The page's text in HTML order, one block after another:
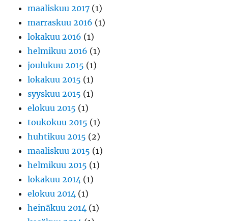
maaliskuu 2017 (1)
marraskuu 2016 (1)
lokakuu 2016 (1)
helmikuu 2016 (1)
joulukuu 2015 (1)
lokakuu 2015 (1)
syyskuu 2015 (1)
elokuu 2015 (1)
toukokuu 2015 (1)
huhtikuu 2015 (2)
maaliskuu 2015 (1)
helmikuu 2015 (1)
lokakuu 2014 (1)
elokuu 2014 (1)
heinäkuu 2014 (1)